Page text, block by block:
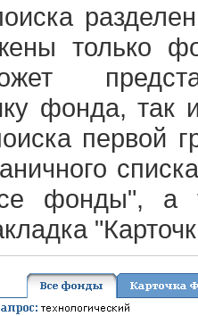
только
фонда,
первой
фонды", а